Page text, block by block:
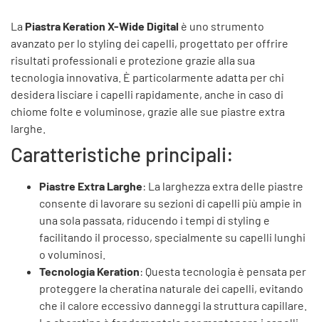
La Piastra Keration X-Wide Digital è uno strumento
avanzato per lo styling dei capelli, progettato per offrire
risultati professionali e protezione grazie alla sua
tecnologia innovativa. È particolarmente adatta per chi
desidera lisciare i capelli rapidamente, anche in caso di
chiome folte e voluminose, grazie alle sue piastre extra
larghe.
Caratteristiche principali:
Piastre Extra Larghe: La larghezza extra delle piastre
consente di lavorare su sezioni di capelli più ampie in
una sola passata, riducendo i tempi di styling e
facilitando il processo, specialmente su capelli lunghi
o voluminosi.
Tecnologia Keration: Questa tecnologia è pensata per
proteggere la cheratina naturale dei capelli, evitando
che il calore eccessivo danneggi la struttura capillare.